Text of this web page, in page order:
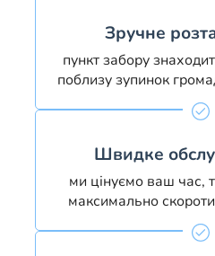
Зручне
пункт забору
поблизу зупинок
Швидке
ми цінуємо ваш час,
максимально